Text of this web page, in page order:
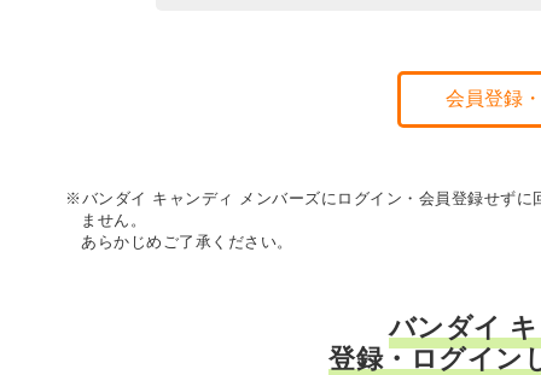
会員登録
※バンダイ キャンディ メンバーズにログイン・会員登録せず
ません。
あらかじめご了承ください。
バンダイ
登録・ログイン